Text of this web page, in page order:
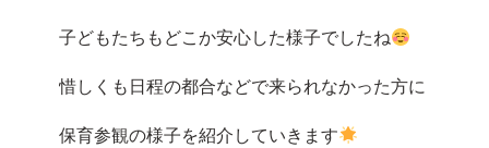
子どもたちもどこか安心した様子でしたね
惜しくも日程の都合などで来られなかった方に
保育参観の様子を紹介していきます